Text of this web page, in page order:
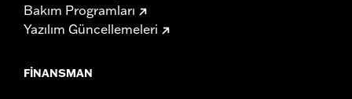
Bakım Programları
Yazılım Güncellemeleri
FINANSMAN